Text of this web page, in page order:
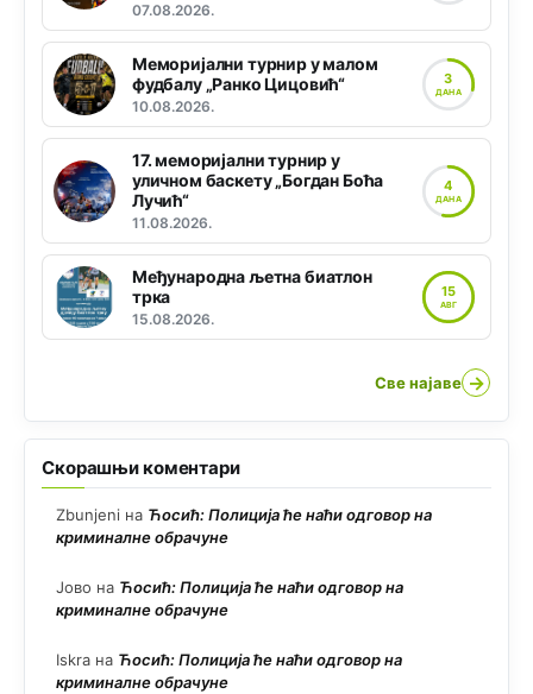
07.08.2026.
Меморијални турнир у малом
фудбалу „Ранко Цицовић“
10.08.2026.
3
ДАНА
17. меморијални турнир у
уличном баскету „Богдан Боћа
Лучић“
11.08.2026.
4
ДАНА
Међународна љетна биатлон
трка
15.08.2026.
15
АВГ
Све најаве →
Скорашњи коментари
Zbunjeni на Ћосић: Полиција ће наћи одговор на
криминалне обрачуне
Јово на Ћосић: Полиција ће наћи одговор на
криминалне обрачуне
Iskra на Ћосић: Полиција ће наћи одговор на
криминалне обрачуне